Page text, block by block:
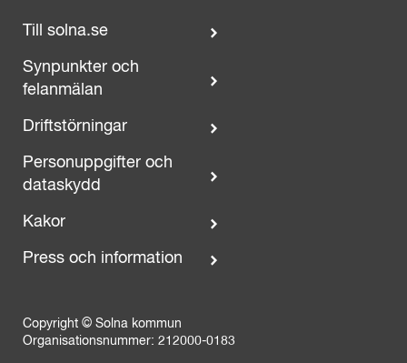
Till solna.se
Synpunkter och
felanmälan
Driftstörningar
Personuppgifter och
dataskydd
Kakor
Press och information
Copyright © Solna kommun
Organisationsnummer: 212000-0183